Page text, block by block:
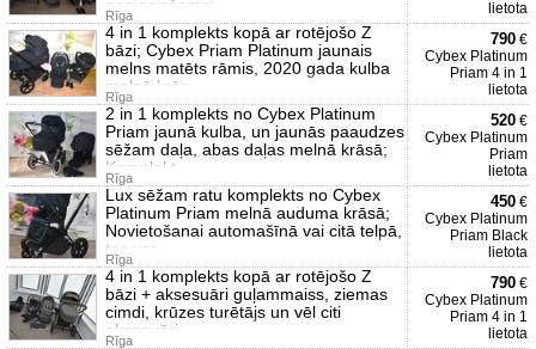
nepieciešams;
Rīga
lietota
4 in 1 komplekts kopā ar rotējošo Z
bāzi; Cybex Priam Platinum jaunais
melns matēts rāmis, 2020 gada kulba
melnā krās
Rīga
790 €
Cybex Platinum
Priam 4 in 1
lietota
2 in 1 komplekts no Cybex Platinum
Priam jaunā kulba, un jaunās paaudzes
sēžam daļa, abas daļas melnā krāsā;
Komplekt
Rīga
520 €
Cybex Platinum
Priam
lietota
Lux sēžam ratu komplekts no Cybex
Platinum Priam melnā auduma krāsā;
Novietošanai automašīnā vai citā telpā,
tos var
Rīga
450 €
Cybex Platinum
Priam Black
lietota
4 in 1 komplekts kopā ar rotējošo Z
bāzi + aksesuāri guļammaiss, ziemas
cimdi, krūzes turētājs un vēl citi
aksesuāri
Rīga
790 €
Cybex Platinum
Priam 4 in 1
lietota